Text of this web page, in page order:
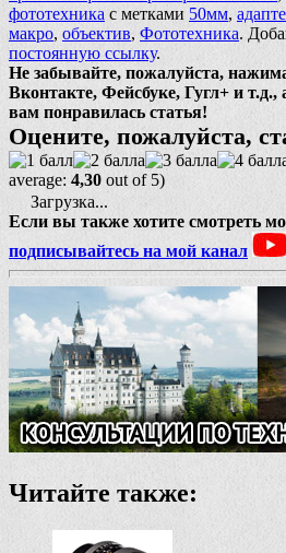
фототехника с метками 50мм,
макро, объектив, Фототехника.
постоянную ссылку.
Не забывайте, пожалуйста,
Вконтакте, Фейсбуке, Гугл+ и т.д.,
вам понравилась статья!
Оцените, пожалуйста,
average: 4,30 out of 5)
Загрузка...
Если вы также хотите смотреть
подписывайтесь на мой канал
Читайте также: